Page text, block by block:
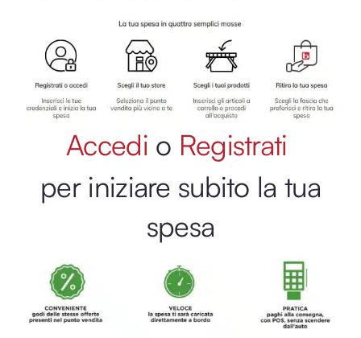
Accedi o Registrati
per iniziare subito la tua
spesa